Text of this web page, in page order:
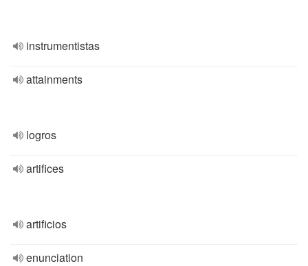
instrumentistas
attainments
logros
artifices
artificios
enunciation